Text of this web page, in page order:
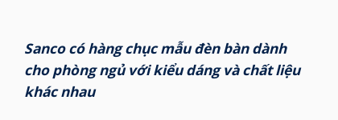
Sanco có hàng chục mẫu đèn bàn dành
cho phòng ngủ với kiểu dáng và chất liệu
khác nhau